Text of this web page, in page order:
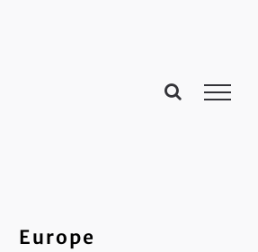
Europe